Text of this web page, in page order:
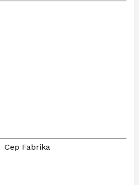
Cep Fabrika